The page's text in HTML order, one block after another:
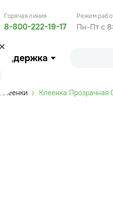
Горячая линия
8-800-222-19-17
Режим
Пн-Пт с
Поддержка
Клеенки Клеенка